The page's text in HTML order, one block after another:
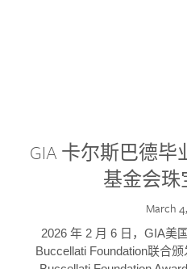
GIA 卡尔斯巴德
基金会珠
March
2026 年 2 月 6 日，GIA美
Buccellati Foundation联合